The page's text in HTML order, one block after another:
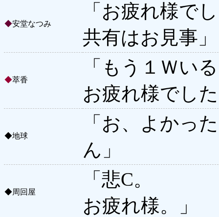
◆安堂なつみ
「お疲れ様で
共有はお見事」
◆萃香
「もう１Ｗい
お疲れ様でし
◆地球
「お、よかっ
ん」
◆周回屋
「悲C。
お疲れ様。」